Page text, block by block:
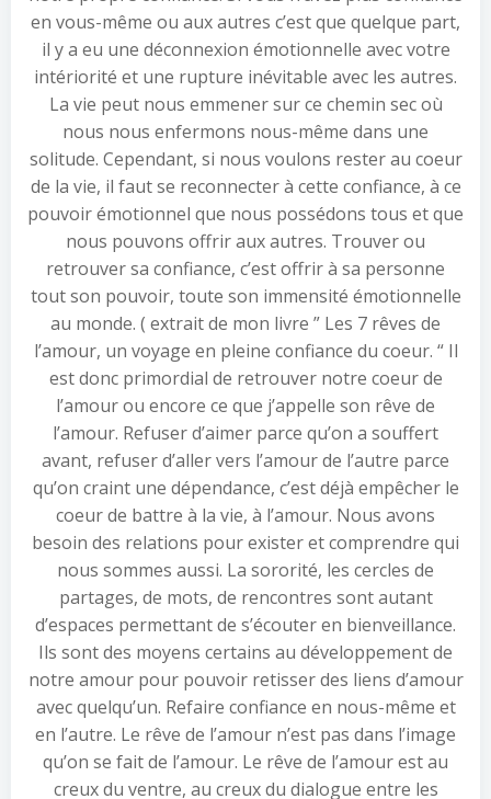
en vous-même ou aux autres c’est que quelque part,
il y a eu une déconnexion émotionnelle avec votre
intériorité et une rupture inévitable avec les autres.
La vie peut nous emmener sur ce chemin sec où
nous nous enfermons nous-même dans une
solitude. Cependant, si nous voulons rester au coeur
de la vie, il faut se reconnecter à cette confiance, à ce
pouvoir émotionnel que nous possédons tous et que
nous pouvons offrir aux autres. Trouver ou
retrouver sa confiance, c’est offrir à sa personne
tout son pouvoir, toute son immensité émotionnelle
au monde. ( extrait de mon livre ” Les 7 rêves de
l’amour, un voyage en pleine confiance du coeur. “ Il
est donc primordial de retrouver notre coeur de
l’amour ou encore ce que j’appelle son rêve de
l’amour. Refuser d’aimer parce qu’on a souffert
avant, refuser d’aller vers l’amour de l’autre parce
qu’on craint une dépendance, c’est déjà empêcher le
coeur de battre à la vie, à l’amour. Nous avons
besoin des relations pour exister et comprendre qui
nous sommes aussi. La sororité, les cercles de
partages, de mots, de rencontres sont autant
d’espaces permettant de s’écouter en bienveillance.
Ils sont des moyens certains au développement de
notre amour pour pouvoir retisser des liens d’amour
avec quelqu’un. Refaire confiance en nous-même et
en l’autre. Le rêve de l’amour n’est pas dans l’image
qu’on se fait de l’amour. Le rêve de l’amour est au
creux du ventre, au creux du dialogue entre les